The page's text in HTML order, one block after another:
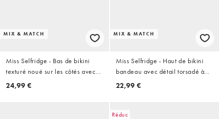
MIX & MATCH
Miss Selfridge - Bas de bikini
texturé noué sur les côtés avec
perles fantaisie - Turquoise
24,99 €
MIX & MATCH
Miss Selfridge - Haut de bikini
bandeau avec détail torsadé à
fleurs - Orange
22,99 €
Réduc